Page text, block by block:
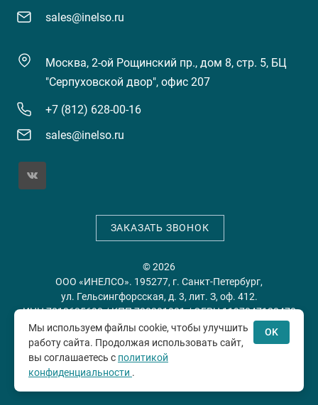
sales@inelso.ru
Москва, 2-ой Рощинский пр., дом 8, стр. 5, БЦ
"Серпуховской двор", офис 207
+7 (812) 628-00-16
sales@inelso.ru
ЗАКАЗАТЬ ЗВОНОК
© 2026
ООО «ИНЕЛСО». 195277, г. Санкт-Петербург,
ул. Гельсингфорсская, д. 3, лит. З, оф. 412.
ИНН 7813635698 / КПП 780201001 / ОГРН 1197847128478
Политика конфиденциальности
соглашение
Мы используем файлы cookie, чтобы улучшить
работу сайта. Продолжая использовать сайт,
вы соглашаетесь с политикой
конфиденциальности .
OK